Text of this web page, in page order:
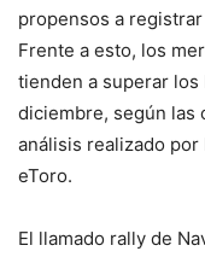
propensos a
Frente a esto, los
tienden a superar
diciembre, según las
análisis realizado
eToro.
El llamado rally de